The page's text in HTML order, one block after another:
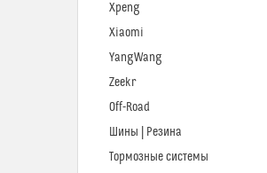
Xpeng
Xiaomi
YangWang
Zeekr
Off-Road
Шины | Резина
Тормозные системы